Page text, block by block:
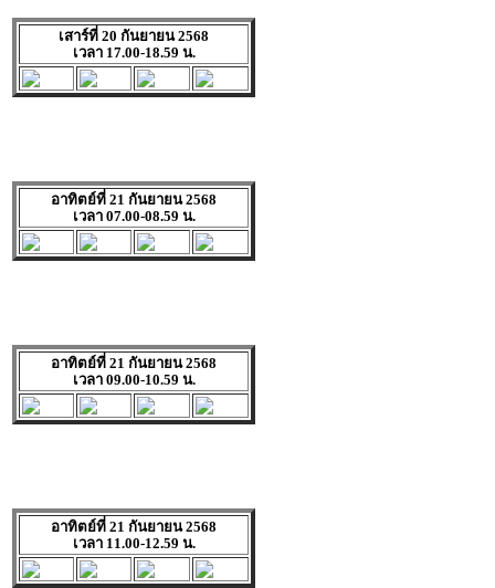
เสาร์ที่ 20 กันยายน 2568
เวลา 17.00-18.59 น.
อาทิตย์ที่ 21 กันยายน 2568
เวลา 07.00-08.59 น.
อาทิตย์ที่ 21 กันยายน 2568
เวลา 09.00-10.59 น.
อาทิตย์ที่ 21 กันยายน 2568
เวลา 11.00-12.59 น.